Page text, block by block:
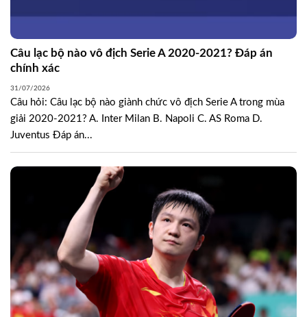
Câu lạc bộ nào vô địch Serie A 2020-2021? Đáp án
chính xác
31/07/2026
Câu hỏi: Câu lạc bộ nào giành chức vô địch Serie A trong mùa
giải 2020-2021? A. Inter Milan B. Napoli C. AS Roma D.
Juventus Đáp án...